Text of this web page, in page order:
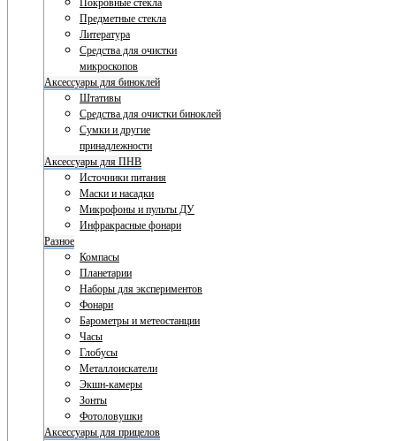
Покровные стекла
Предметные стекла
Литература
Средства для очистки
микроскопов
Аксессуары для биноклей
Штативы
Средства для очистки биноклей
Сумки и другие
принадлежности
Аксессуары для ПНВ
Источники питания
Маски и насадки
Микрофоны и пульты ДУ
Инфракрасные фонари
Разное
Компасы
Планетарии
Наборы для экспериментов
Фонари
Барометры и метеостанции
Часы
Глобусы
Металлоискатели
Экшн-камеры
Зонты
Фотоловушки
Аксессуары для прицелов